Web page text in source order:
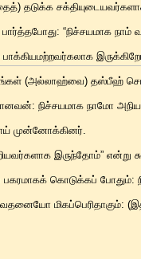
தடுக்க
“நிச்சயமாக நாம்
(அல்லாஹ்வை) தஸ்பீஹ்
நிச்சயமாக நாமோ
முன்னோக்கினர்.
இருந்தோம்” என்று
பகரமாகக் கொடுக்கப்